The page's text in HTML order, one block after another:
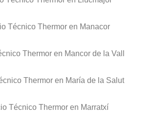
Técnico Thermor en Manacor
Thermor en Mancor de la Vall
Thermor en María de la Salut
Técnico Thermor en Marratxí